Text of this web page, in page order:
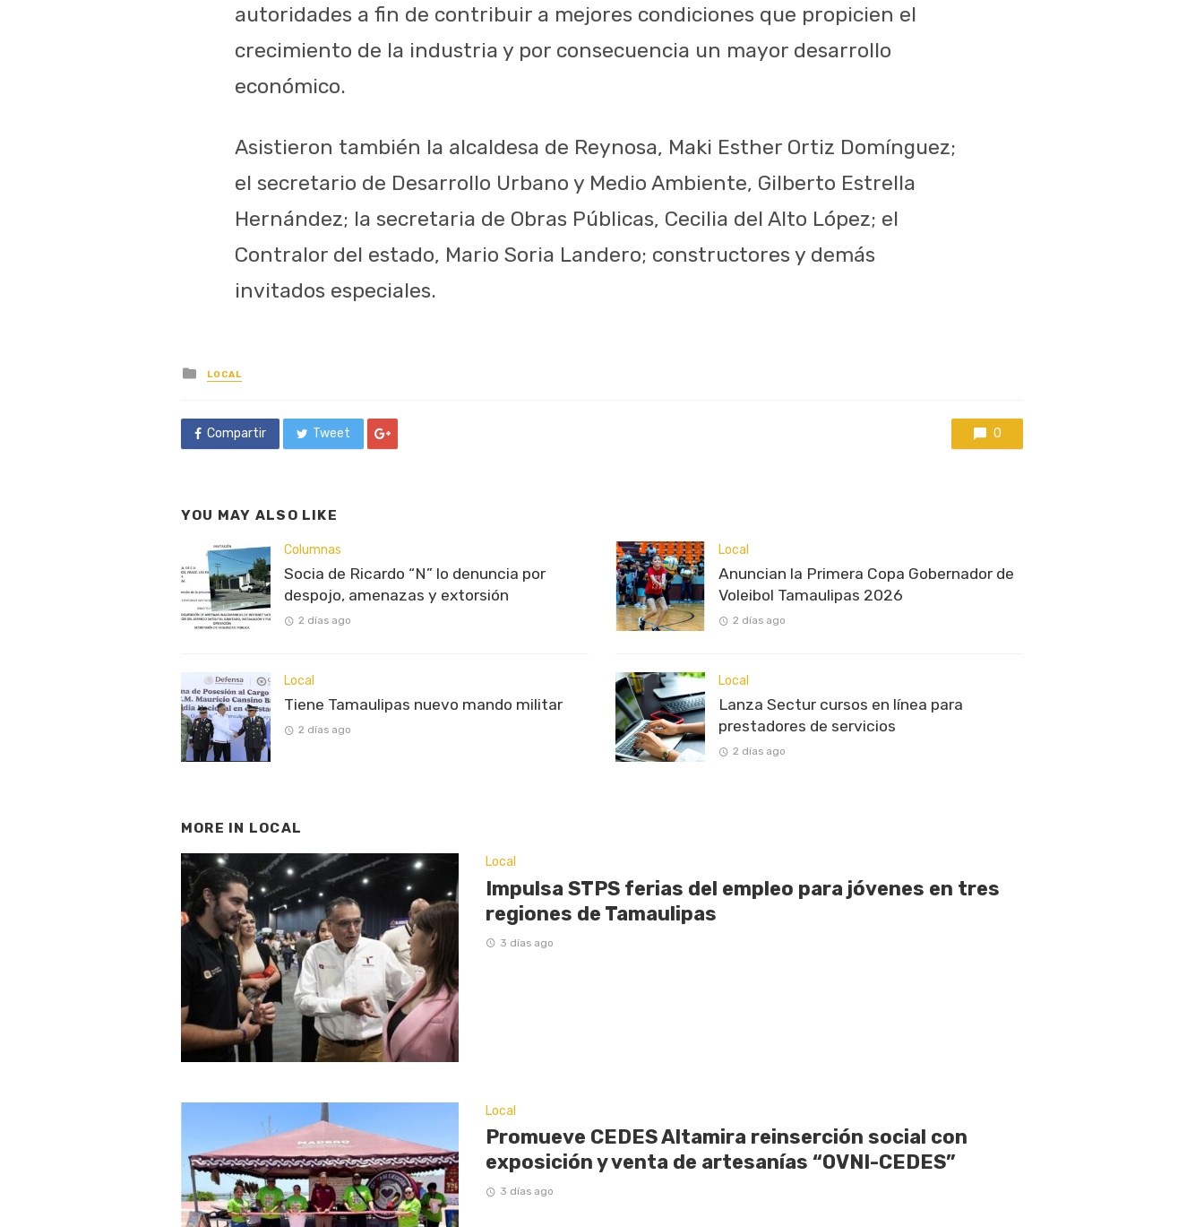
autoridades a fin de contribuir a mejores condiciones que propicien el
crecimiento de la industria y por consecuencia un mayor desarrollo
económico.
Asistieron también la alcaldesa de Reynosa, Maki Esther Ortiz Domínguez;
el secretario de Desarrollo Urbano y Medio Ambiente, Gilberto Estrella
Hernández; la secretaria de Obras Públicas, Cecilia del Alto López; el
Contralor del estado, Mario Soria Landero; constructores y demás
invitados especiales.
Posted
in
LOCAL
Compartir Tweet 0
YOU MAY ALSO LIKE
Columnas
Socia de Ricardo “N” lo denuncia por
despojo, amenazas y extorsión
2 días ago
Local
Tiene Tamaulipas nuevo mando militar
2 días ago
Local
Anuncian la Primera Copa Gobernador de
Voleibol Tamaulipas 2026
2 días ago
Local
Lanza Sectur cursos en línea para
prestadores de servicios
2 días ago
MORE IN LOCAL
Local
Impulsa STPS ferias del empleo para jóvenes en tres
regiones de Tamaulipas
3 días ago
Local
Promueve CEDES Altamira reinserción social con
exposición y venta de artesanías “OVNI-CEDES”
3 días ago